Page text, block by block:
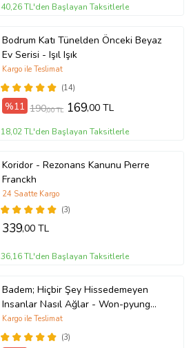
40,26 TL'den Başlayan Taksitlerle
Bodrum Katı Tünelden Önceki Beyaz
Ev Serisi - Işıl Işık
(14)
Kargo ile Teslimat
%11 190,00 TL 169,00 TL
18,02 TL'den Başlayan Taksitlerle
Koridor - Rezonans Kanunu Pıerre
Franckh
(3)
24 Saatte Kargo
339,00 TL
36,16 TL'den Başlayan Taksitlerle
Badem; Hiçbir Şey Hissedemeyen
Insanlar Nasıl Ağlar - Won-pyung
Sohn - Peta Kitap
(3)
Kargo ile Teslimat